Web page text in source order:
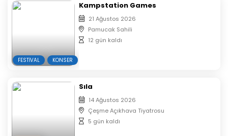
FESTIVAL KONSER
Kampstation Games
21 Ağustos 2026
Pamucak Sahili
12 gün kaldı
Sıla
14 Ağustos 2026
Çeşme Açıkhava Tiyatrosu
5 gün kaldı